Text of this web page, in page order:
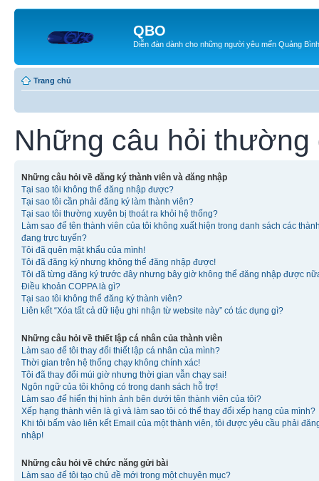
QBO
Diễn đàn dành cho những người yêu mến Quảng Bình
Trang chủ
Những câu hỏi thường
Những câu hỏi về đăng ký thành viên và đăng nhập
Tại sao tôi không thể đăng nhập được?
Tại sao tôi cần phải đăng ký làm thành viên?
Tại sao tôi thường xuyên bị thoát ra khỏi hệ thống?
Làm sao để tên thành viên của tôi không xuất hiện trong danh sách các
đang trực tuyến?
Tôi đã quên mật khẩu của mình!
Tôi đã đăng ký nhưng không thể đăng nhập được!
Tôi đã từng đăng ký trước đây nhưng bây giờ không thể đăng nhập được
Điều khoản COPPA là gì?
Tại sao tôi không thể đăng ký thành viên?
Liên kết “Xóa tất cả dữ liệu ghi nhận từ website này” có tác dụng gì?
Những câu hỏi về thiết lập cá nhân của thành viên
Làm sao để tôi thay đổi thiết lập cá nhân của mình?
Thời gian trên hệ thống chạy không chính xác!
Tôi đã thay đổi múi giờ nhưng thời gian vẫn chạy sai!
Ngôn ngữ của tôi không có trong danh sách hỗ trợ!
Làm sao để hiển thị hình ảnh bên dưới tên thành viên của tôi?
Xếp hạng thành viên là gì và làm sao tôi có thể thay đổi xếp hạng của mình?
Khi tôi bấm vào liên kết Email của một thành viên, tôi được yêu cầu phải
nhập!
Những câu hỏi về chức năng gửi bài
Làm sao để tôi tạo chủ đề mới trong một chuyên mục?